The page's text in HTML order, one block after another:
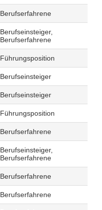
Berufserfahrene
Berufseinsteiger,
Berufserfahrene
Führungsposition
Berufseinsteiger
Berufseinsteiger
Führungsposition
Berufserfahrene
Berufseinsteiger,
Berufserfahrene
Berufserfahrene
Berufserfahrene